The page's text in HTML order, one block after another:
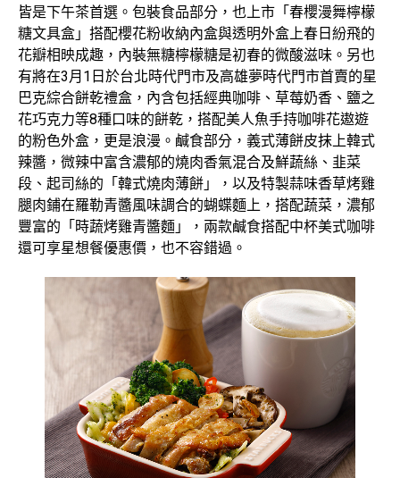
皆是下午茶首選。包裝食品部分，也上市「春櫻漫舞檸檬
糖文具盒」搭配櫻花粉收納內盒與透明外盒上春日紛飛的
花瓣相映成趣，內裝無糖檸檬糖是初春的微酸滋味。另也
有將在3月1日於台北時代門市及高雄夢時代門市首賣的星
巴克綜合餅乾禮盒，內含包括經典咖啡、草莓奶香、鹽之
花巧克力等8種口味的餅乾，搭配美人魚手持咖啡花遨遊
的粉色外盒，更是浪漫。鹹食部分，義式薄餅皮抹上韓式
辣醬，微辣中富含濃郁的燒肉香氣混合及鮮蔬絲、韭菜
段、起司絲的「韓式燒肉薄餅」，以及特製蒜味香草烤雞
腿肉鋪在羅勒青醬風味調合的蝴蝶麵上，搭配蔬菜，濃郁
豐富的「時蔬烤雞青醬麵」，兩款鹹食搭配中杯美式咖啡
還可享星想餐優惠價，也不容錯過。